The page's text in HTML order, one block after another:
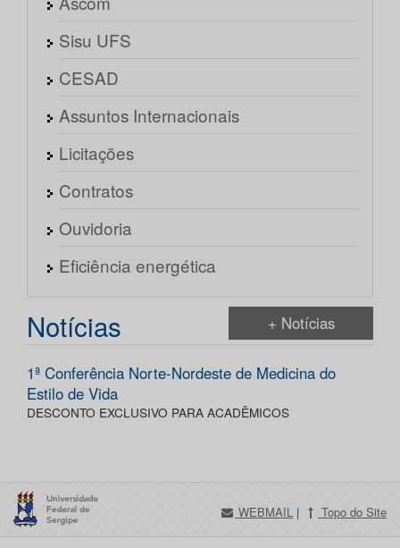
Sisu UFS
CESAD
Assuntos Internacionais
Licitações
Contratos
Ouvidoria
Eficiência energética
Notícias + Notícias
1ª Conferência Norte-Nordeste de Medicina do
Estilo de Vida
DESCONTO EXCLUSIVO PARA ACADÊMICOS
WEBMAIL | Topo do Site